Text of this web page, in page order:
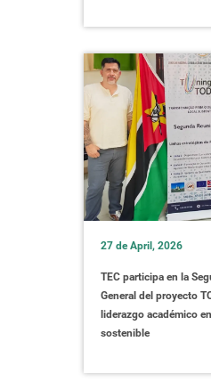
27 de April, 2026
TEC participa en la
General del proyecto
liderazgo académico
sostenible